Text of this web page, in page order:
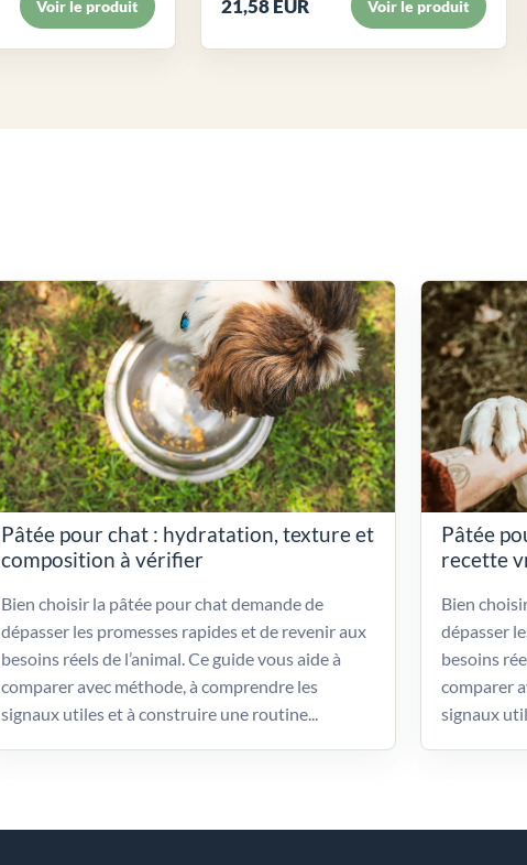
Voir le produit 21,58 EUR Voir le produit
Pâtée pour chat : hydratation, texture et
composition à vérifier
Bien choisir la pâtée pour chat demande de
dépasser les promesses rapides et de revenir aux
besoins réels de l’animal. Ce guide vous aide à
comparer avec méthode, à comprendre les
signaux utiles et à construire une routine...
Pâtée
recette
Bien
dépasser
besoins
comparer
signaux